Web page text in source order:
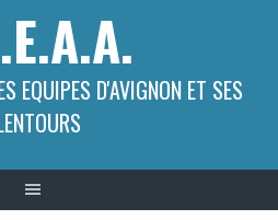
EQUIPES D'AVIGNON ET SES